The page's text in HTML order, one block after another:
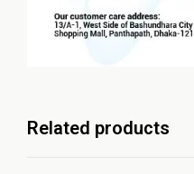
Related products